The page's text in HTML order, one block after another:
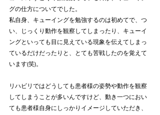
グの仕方についてでした。
私自身、キューイングを勉強するのは初めてで、つ
い、じっくり動作を観察してしまったり、キューイ
ングといっても目に見えている現象を伝えてしまっ
ているだけだったりと、とても苦戦したのを覚えて
います(笑)。
リハビリではどうしても患者様の姿勢や動作を観察
してしまうことが多いんですけど、動き一つにおい
ても患者様自身にしっかりイメージしていただき、